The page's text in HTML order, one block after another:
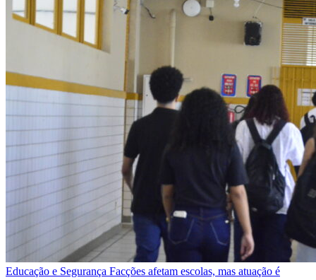
Educação e Segurança Facções afetam escolas, mas atuação é